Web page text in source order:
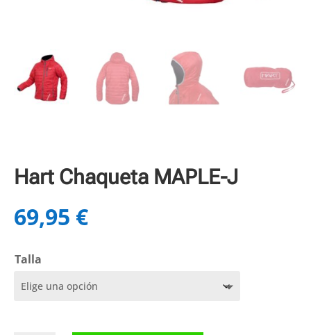
Hart Chaqueta MAPLE-J
69,95 €
Talla